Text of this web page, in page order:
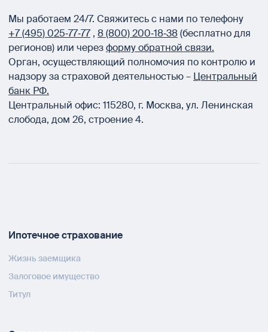
Мы работаем 24/7. Свяжитесь с нами по телефону
+7 (495) 025‑77‑77 , 8 (800) 200‑18‑38(бесплатно для
регионов) или черезформу обратной связи.
Орган, осуществляющий полномочия по контролю и
надзору за страховой деятельностью – Центральный
банк РФ.
Центральный офис: 115280, г. Москва, ул. Ленинская
слобода, дом 26, строение 4.
Ипотечное страхование
Жизнь заемщика
Залоговое имущество
Титул